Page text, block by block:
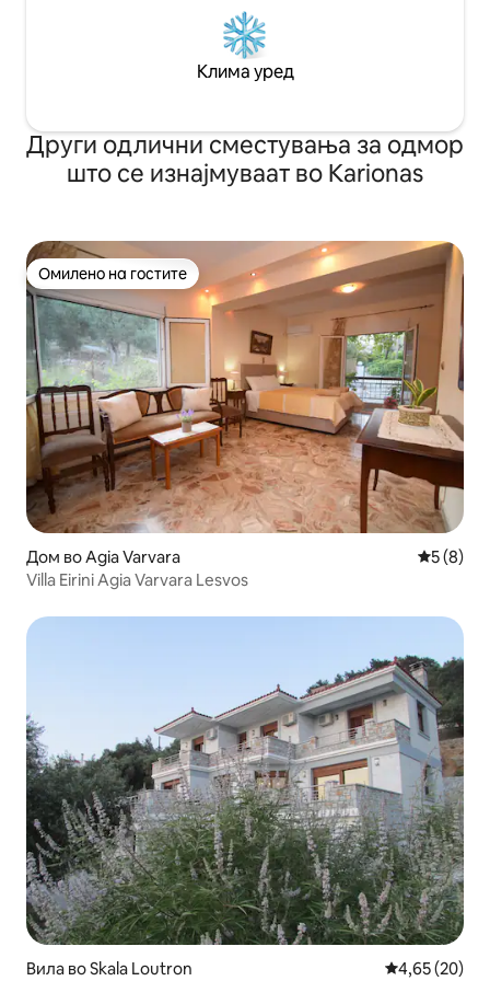
Клима уред
Други одлични сместувања за одмор
што се изнајмуваат во Karionas
Омилено на гостите
Омилено на гостите
Дом во Agia Varvara
5 (8)
Villa Eirini Agia Varvara Lesvos
Вила во Skala Loutron Просечна
4,65 (20)